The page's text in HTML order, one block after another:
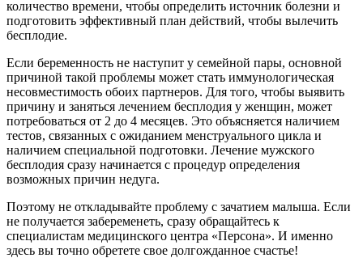
количество времени, чтобы определить источник болезни и
подготовить эффективный план действий, чтобы вылечить
бесплодие.
Если беременность не наступит у семейной пары, основной
причиной такой проблемы может стать иммунологическая
несовместимость обоих партнеров. Для того, чтобы выявить
причину и заняться лечением бесплодия у женщин, может
потребоваться от 2 до 4 месяцев. Это объясняется наличием
тестов, связанных с ожиданием менструального цикла и
наличием специальной подготовки. Лечение мужского
бесплодия сразу начинается с процедур определения
возможных причин недуга.
Поэтому не откладывайте проблему с зачатием малыша. Если
не получается забеременеть, сразу обращайтесь к
специалистам медицинского центра «Персона». И именно
здесь вы точно обретете свое долгожданное счастье!